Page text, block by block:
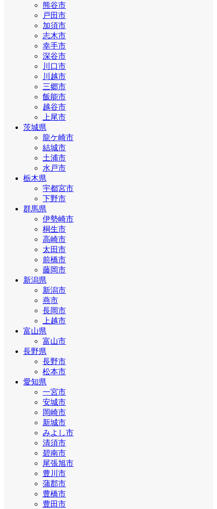
熊谷市
戸田市
加須市
志木市
幸手市
深谷市
川口市
川越市
三郷市
飯能市
越谷市
上尾市
茨城県
龍ケ崎市
結城市
土浦市
水戸市
栃木県
宇都宮市
下野市
群馬県
伊勢崎市
桐生市
高崎市
太田市
前橋市
藤岡市
新潟県
新潟市
燕市
長岡市
上越市
富山県
富山市
長野県
長野市
松本市
愛知県
一宮市
安城市
岡崎市
新城市
みよし市
清須市
碧南市
尾張旭市
豊川市
蒲郡市
豊橋市
豊田市